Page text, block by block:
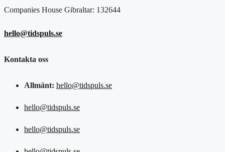
Companies House Gibraltar: 132644
hello@tidspuls.se
Kontakta oss
Allmänt: hello@tidspuls.se
hello@tidspuls.se
hello@tidspuls.se